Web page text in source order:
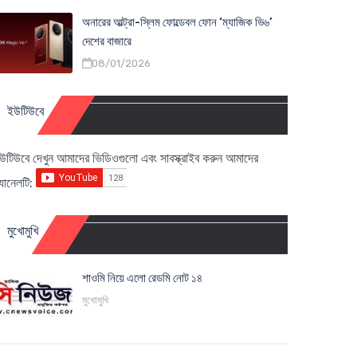
অনারের আল্ট্রা-স্লিম ফোল্ডেবল ফোন ‘ম্যাজিক ভি৬’
দেশের বাজারে
08/01/2026
ইউটিউবে
দেখুন আমাদের ভিডিওগুলো এবং সাবস্ক্রাইব করুন আমাদের
মুখোমুখি
শাওমি নিয়ে এলো রেডমি নোট ১৪
মুখোমুখি